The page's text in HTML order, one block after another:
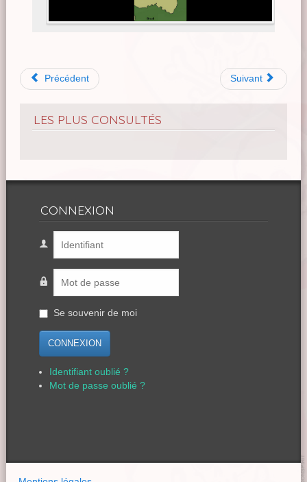
Précédent Suivant
LES PLUS CONSULTÉS
CONNEXION
Se souvenir de moi
CONNEXION
Identifiant oublié ?
Mot de passe oublié ?